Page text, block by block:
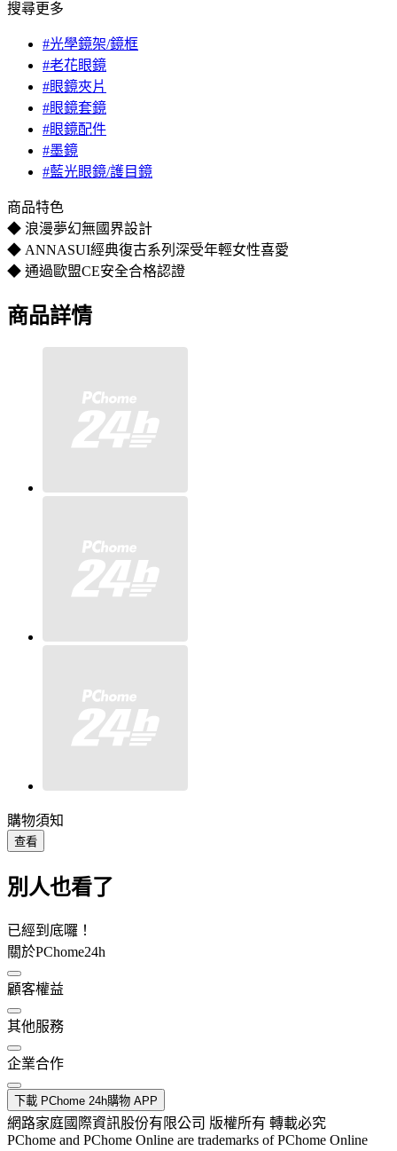
搜尋更多
#光學鏡架/鏡框
#老花眼鏡
#眼鏡夾片
#眼鏡套鏡
#眼鏡配件
#墨鏡
#藍光眼鏡/護目鏡
商品特色
◆ 浪漫夢幻無國界設計
◆ ANNASUI經典復古系列深受年輕女性喜愛
◆ 通過歐盟CE安全合格認證
商品詳情
購物須知
查看
別人也看了
已經到底囉！
關於PChome24h
顧客權益
其他服務
企業合作
下載 PChome 24h購物 APP
網路家庭國際資訊股份有限公司 版權所有 轉載必究
PChome and PChome Online are trademarks of PChome Online